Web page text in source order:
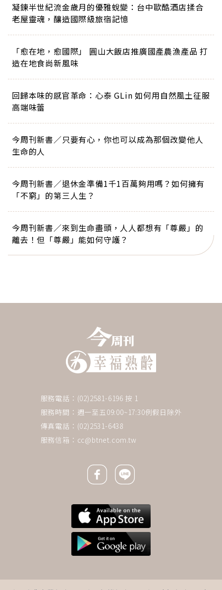
凝鍊半世紀流金歲月的優雅蛻變：台中歐酷酒店揉合
老屋靈魂，釀造國際級旅宿記憶
「愈在地，愈國際」 圓山大飯店推廣國產農漁產品 打
造在地食尚新風味
回歸本味的感官革命：心泰 GLin 如何用自然風土征服
高端味蕾
今周刊新書／只要有心，你也可以成為那個改變他人
生命的人
今周刊新書／退休金準備1千1百萬夠用嗎？如何擁有
「不窮」的第三人生？
今周刊新書／來到生命盡頭，人人都想有「尊嚴」的
離去！但「尊嚴」能如何守護？
服務電話：(02)2581-6196 按 1
服務時間：週一至五09:00~17:30例假日除外
傳真電話：(02)2531-6438
服務信箱： cc@btnet.com.tw
Facebook icon
Line icon